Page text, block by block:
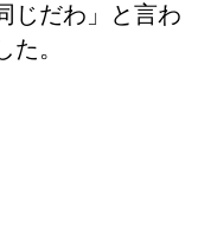
じだわ」と言わ
。